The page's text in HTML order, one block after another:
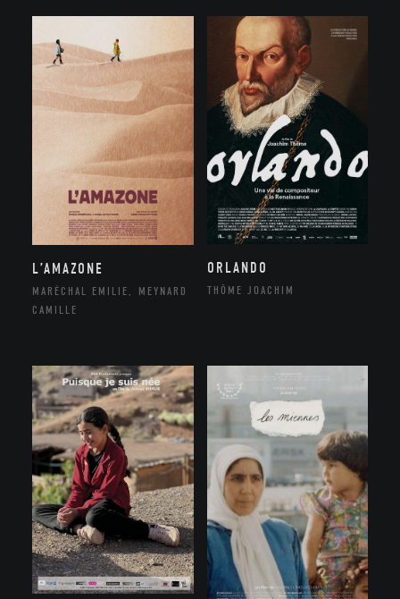
L’AMAZONE
MARÉCHAL EMILIE, MEYNARD
CAMILLE
ORLANDO
THÔME JOACHIM